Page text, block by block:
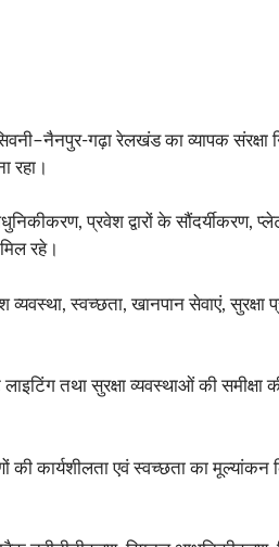
गढ़ा रेलखंड का व्यापक संरक्षा
रहा।
प्रवेश द्वारों के सौंदर्यीकरण,
रहे।
स्वच्छता, खानपान सेवाएं, सुरक्षा
तथा सुरक्षा व्यवस्थाओं की
कार्यशीलता एवं स्वच्छता का मूल्यांकन